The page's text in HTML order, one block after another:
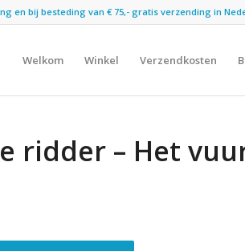
bij besteding van € 75,- gratis verzending in
Welkom Winkel Verzendkosten
ridder – Het